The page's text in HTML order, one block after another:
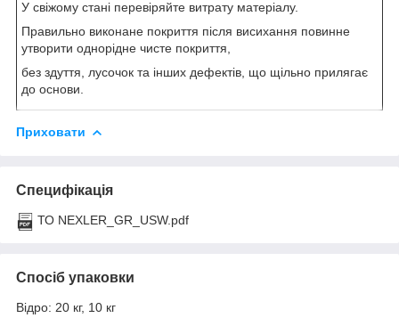
У свіжому стані перевіряйте витрату матеріалу.
Правильно виконане покриття після висихання повинне
утворити однорідне чисте покриття,
без здуття, лусочок та інших дефектів, що щільно прилягає
до основи.
Приховати
Специфікація
ТО NEXLER_GR_USW.pdf
Спосіб упаковки
Відро: 20 кг, 10 кг